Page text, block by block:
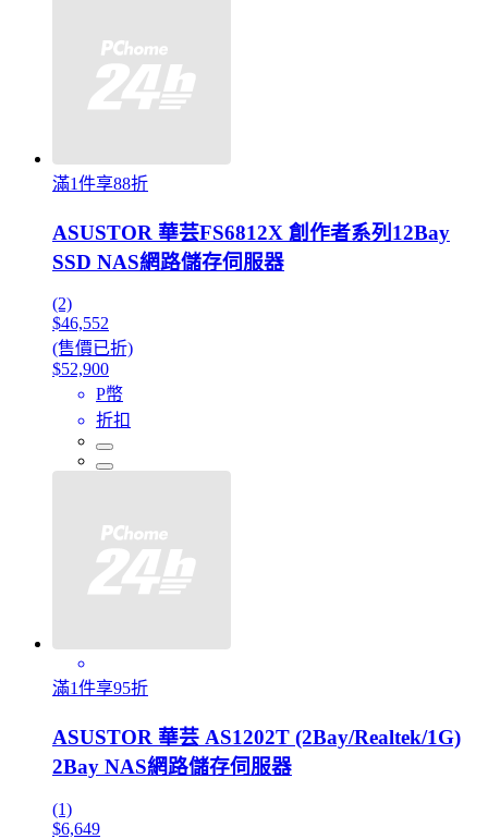
滿1件享88折
ASUSTOR 華芸FS6812X 創作者系列12Bay
SSD NAS網路儲存伺服器
(2)
$46,552
(售價已折)
$52,900
P幣
折扣
滿1件享95折
ASUSTOR 華芸 AS1202T (2Bay/Realtek/1G)
2Bay NAS網路儲存伺服器
(1)
$6,649